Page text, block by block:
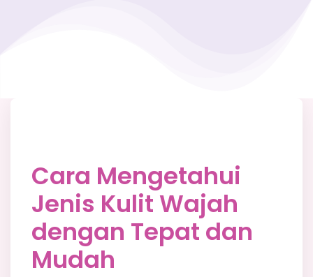
Cara Mengetahui
Jenis Kulit Wajah
dengan Tepat dan
Mudah